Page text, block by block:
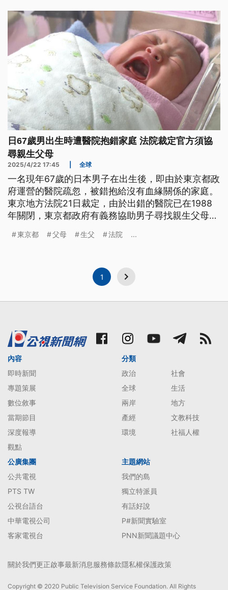
店，向買家宣傳自己沒來住的時候可以租給別人，每
個房間要價1600萬到5500萬台幣，你覺得很貴嗎？
其實不到半年已經賣光了。而且業者統計其中2成的
「買家」是來自香港和台灣。
日67歲男出生時遭醫院抱錯家庭 法院裁定官方須協
尋親生父母
2025/4/22 17:45 全球
一名現年67歲的日本男子在出生後，即由於東京都政
府運營的醫院疏忽，被錯抱給沒有血緣關係的家庭。
東京地方法院21日裁定，由於出錯的醫院已在1988
年關閉，東京都政府有義務協助男子尋找親生父母。
挨家挨戶詢問可能是男子親生父母的家庭是否願意配
東京都 父母 生父 法院 ...
1
內容
即時新聞
專題策展
數位敘事
當期節目
深度報導
觀點
分類
政治
社會
全球
生活
兩岸
地方
產經
文教科技
環境
社福人權
公廣集團
公共電視
PTS TW
公視台語台
中華電視公司
客家電視台
主題網站
我們的島
獨立特派員
有話好說
P#新聞實驗室
PNN新聞議題中心
關於我們更正啟事最新消息服務條款隱私權保護政策
Copyright © 2020 Public Television Service Foundation. All Rights